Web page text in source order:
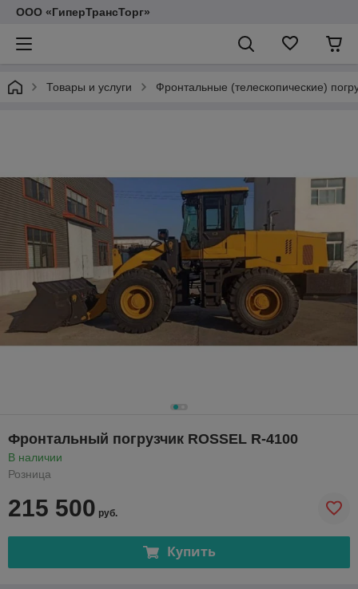
ООО «ГиперТрансТорг»
Товары и услуги Фронтальные (телескопические)
Фронтальный погрузчик ROSSEL R-4100
В наличии
Розница
215 500 руб.
Купить